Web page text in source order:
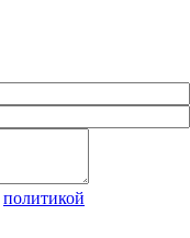
политикой